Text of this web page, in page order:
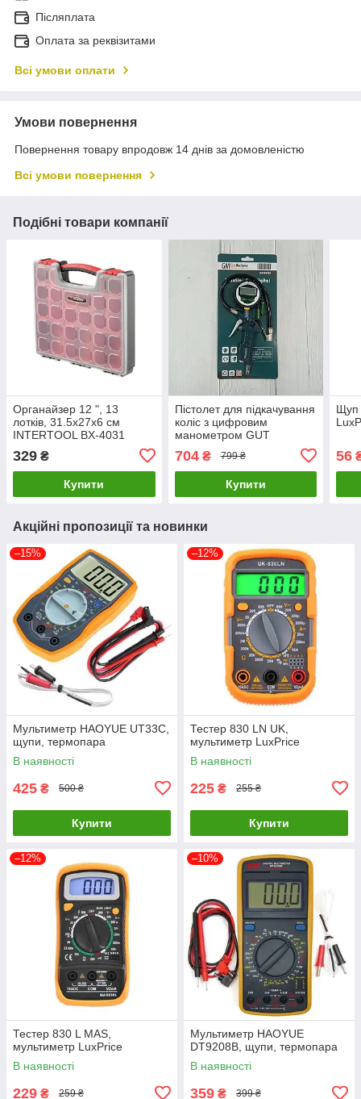
Післяплата
Оплата за реквізитами
Всі умови оплати
Умови повернення
Повернення товару впродовж 14 днів за домовленістю
Всі умови повернення
Подібні товари компанії
Органайзер 12 ", 13
лотків, 31.5х27х6 см
INTERTOOL BX-4031
329 ₴
Купити
Пістолет для підкачування
коліс з цифровим
манометром GUT
LuxPrice
704₴ 799 ₴
Купити
Щуп
56
Акційні пропозиції та новинки
–15%
Мультиметр HAOYUE UT33C,
щупи, термопара
В наявності
425 ₴ 500 ₴
Купити
–12%
Тестер 830 LN UK,
мультиметр LuxPrice
В наявності
225 ₴ 255 ₴
Купити
–12%
Тестер 830 L MAS,
мультиметр LuxPrice
В наявності
229 ₴ 259 ₴
–10%
Мультиметр HAOYUE
DT9208B, щупи, термопара
В наявності
359 ₴ 399 ₴